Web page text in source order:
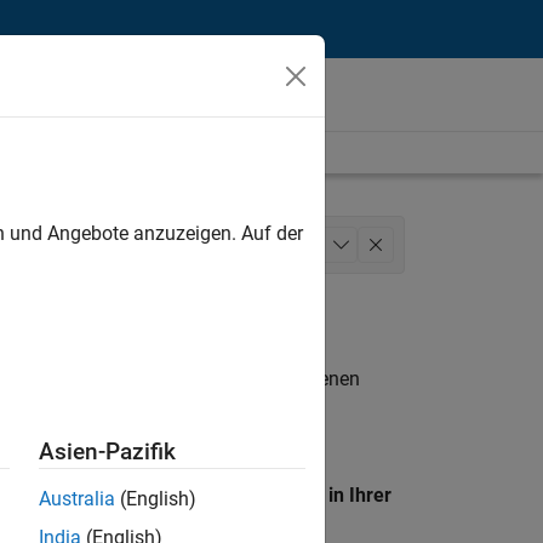
Marketing Services
. Wenn Sie noch immer keine offenen
unseres
Standort, um alle Stellenangebote in Ihrer
Angebote anzuzeigen. Auf der
Asien-Pazifik
Australia (English)
India (English)